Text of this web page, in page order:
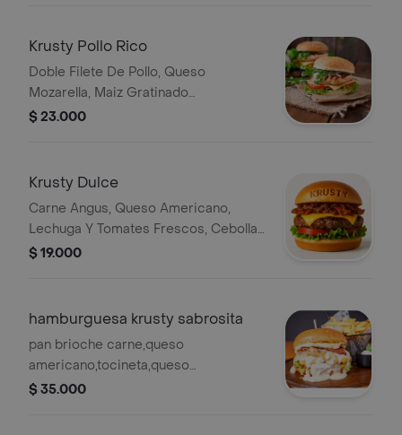
Krusty Pollo Rico
Doble Filete De Pollo, Queso
Mozarella, Maiz Gratinado
Ychampiñones, Lechuga Y Tomates
$ 23.000
Krusty Dulce
Carne Angus, Queso Americano,
Lechuga Y Tomates Frescos, Cebolla
Caramelizada Con Miel De Maple Y
$ 19.000
hamburguesa krusty sabrosita
pan brioche carne,queso
americano,tocineta,queso
crema,cebolla caramelizada,salsa de
$ 35.000